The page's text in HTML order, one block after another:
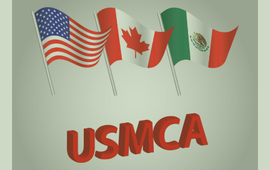
BOURSIERS DISTINGUÉS
BOURSIERS DOCTORAUX